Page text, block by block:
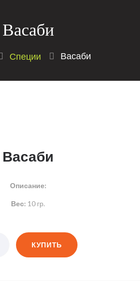
Васаби
Специи Васаби
Васаби
Описание:
Вес: 10 гр.
КУПИТЬ